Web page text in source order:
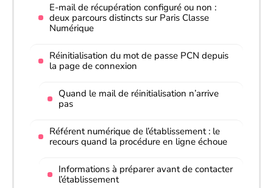
E-mail de récupération configuré ou non :
deux parcours distincts sur Paris Classe
Numérique
Réinitialisation du mot de passe PCN depuis
la page de connexion
Quand le mail de réinitialisation n’arrive
pas
Référent numérique de l’établissement : le
recours quand la procédure en ligne échoue
Informations à préparer avant de contacter
l’établissement